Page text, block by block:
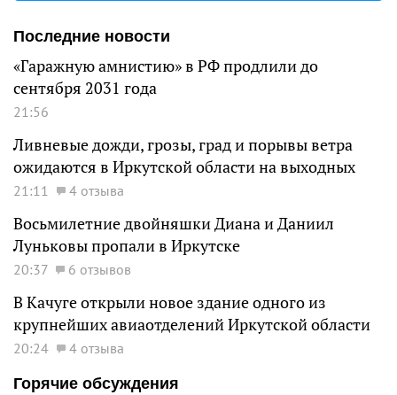
Последние новости
«Гаражную амнистию» в РФ продлили до
сентября 2031 года
21:56
Ливневые дожди, грозы, град и порывы ветра
ожидаются в Иркутской области на выходных
21:11 4 отзыва
Восьмилетние двойняшки Диана и Даниил
Луньковы пропали в Иркутске
20:37 6 отзывов
В Качуге открыли новое здание одного из
крупнейших авиаотделений Иркутской области
20:24
4 отзыва
Горячие обсуждения